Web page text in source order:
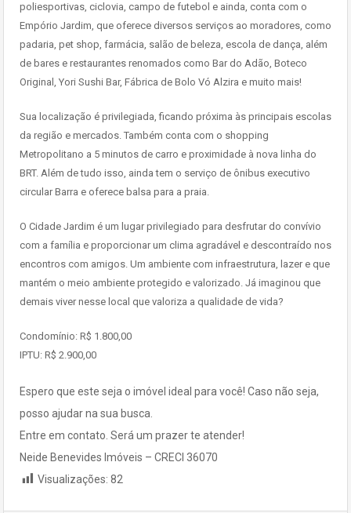
poliesportivas, ciclovia, campo de futebol e ainda, conta com o
Empório Jardim, que oferece diversos serviços ao moradores, como
padaria, pet shop, farmácia, salão de beleza, escola de dança, além
de bares e restaurantes renomados como Bar do Adão, Boteco
Original, Yori Sushi Bar, Fábrica de Bolo Vó Alzira e muito mais!
Sua localização é privilegiada, ficando próxima às principais escolas
da região e mercados. Também conta com o shopping
Metropolitano a 5 minutos de carro e proximidade à nova linha do
BRT. Além de tudo isso, ainda tem o serviço de ônibus executivo
circular Barra e oferece balsa para a praia.
O Cidade Jardim é um lugar privilegiado para desfrutar do convívio
com a família e proporcionar um clima agradável e descontraído nos
encontros com amigos. Um ambiente com infraestrutura, lazer e que
mantém o meio ambiente protegido e valorizado. Já imaginou que
demais viver nesse local que valoriza a qualidade de vida?
Condomínio: R$ 1.800,00
IPTU: R$ 2.900,00
Espero que este seja o imóvel ideal para você! Caso não seja,
posso ajudar na sua busca.
Entre em contato. Será um prazer te atender!
Neide Benevides Imóveis – CRECI 36070
Visualizações: 82